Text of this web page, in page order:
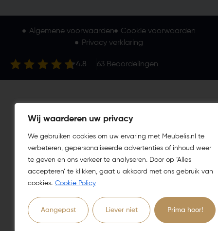
Wij waarderen uw privacy
We gebruiken cookies om uw ervaring met Meubelis.nl te
verbeteren, gepersonaliseerde advertenties of inhoud weer
te geven en ons verkeer te analyseren. Door op ‘Alles
accepteren’ te klikken, gaat u akkoord met ons gebruik van
cookies. Cookie Policy
Aangepast Liever niet Prima hoor!
Algemene voorwaarden
Cookie voorwaarden
Privacy verklaring
4.8 63 Beoordelingen